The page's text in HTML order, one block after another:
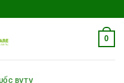
0
BVTV